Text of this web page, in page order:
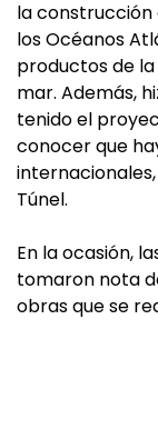
la construcción
los Océanos
productos de
mar. Además,
tenido el
conocer que
Túnel.
En la ocasión,
tomaron nota
obras que se